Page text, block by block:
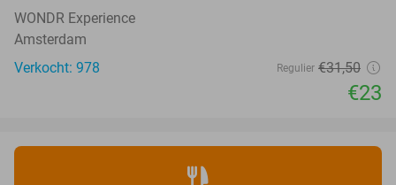
WONDR Experience
Amsterdam
Verkocht: 978
Regulier €31,50
€23